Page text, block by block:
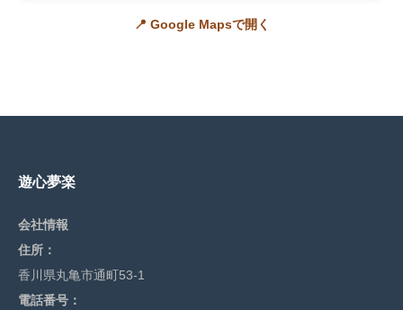
📍 Google Mapsで開く
遊心夢楽
会社情報
住所：
香川県丸亀市通町53-1
電話番号：